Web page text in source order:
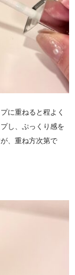
に重ねると程よく
し、ぷっくり感を
、重ね方次第で